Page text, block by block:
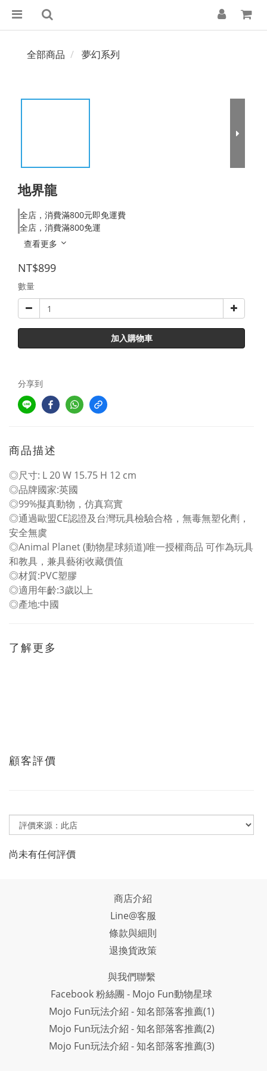
全部商品 夢幻系列
地界龍
全店，消費滿800元即免運費
全店，消費滿800免運
查看更多
NT$899
數量
加入購物車
分享到
商品描述
◎尺寸: L 20 W 15.75 H 12 cm
◎品牌國家:英國
◎99%擬真動物，仿真寫實
◎通過歐盟CE認證及台灣玩具檢驗合格，無毒無塑化劑，
安全無虞
◎Animal Planet (動物星球頻道)唯一授權商品 可作為玩具
和教具，兼具藝術收藏價值
◎材質:PVC塑膠
◎適用年齡:3歲以上
◎產地:中國
了解更多
顧客評價
尚未有任何評價
商店介紹
Line@客服
條款與細則
退換貨政策
與我們聯繫
Facebook 粉絲團 - Mojo Fun動物星球
Mojo Fun玩法介紹 - 知名部落客推薦(1)
Mojo Fun玩法介紹 - 知名部落客推薦(2)
Mojo Fun玩法介紹 - 知名部落客推薦(3)